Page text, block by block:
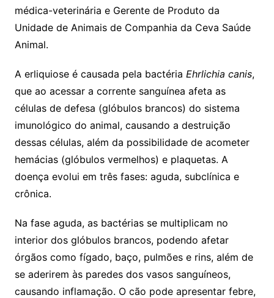
médica-veterinária e Gerente de Produto da
Unidade de Animais de Companhia da Ceva Saúde
Animal.
A erliquiose é causada pela bactéria Ehrlichia canis,
que ao acessar a corrente sanguínea afeta as
células de defesa (glóbulos brancos) do sistema
imunológico do animal, causando a destruição
dessas células, além da possibilidade de acometer
hemácias (glóbulos vermelhos) e plaquetas. A
doença evolui em três fases: aguda, subclínica e
crônica.
Na fase aguda, as bactérias se multiplicam no
interior dos glóbulos brancos, podendo afetar
órgãos como fígado, baço, pulmões e rins, além de
se aderirem às paredes dos vasos sanguíneos,
causando inflamação. O cão pode apresentar febre,